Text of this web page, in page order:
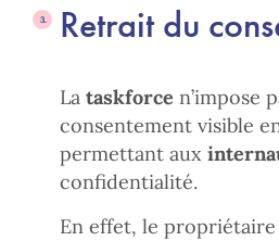
Retrait du
La taskforce n’impose
consentement visible
permettant aux
confidentialité.
En effet, le